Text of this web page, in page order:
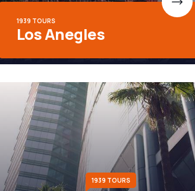
1939 TOURS
Los Anegles
1939 TOURS